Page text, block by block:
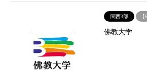
関西3部
佛教大学